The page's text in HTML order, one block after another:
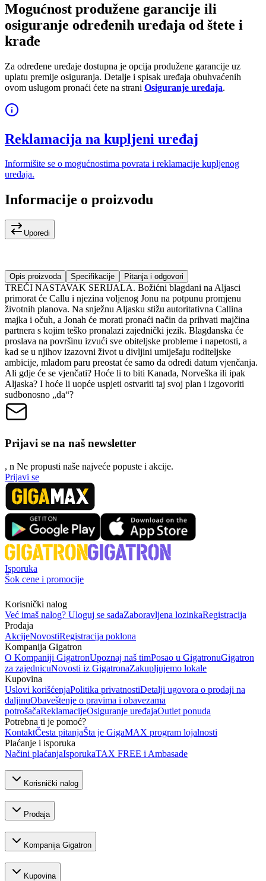
Mogućnost produžene garancije ili
osiguranje određenih uređaja od štete i
krađe
Za određene uređaje dostupna je opcija produžene garancije uz
uplatu premije osiguranja. Detalje i spisak uređaja obuhvaćenih
ovom uslugom pronaći ćete na strani Osiguranje uređaja.
Reklamacija na kupljeni uređaj
Informišite se o mogućnostima povrata i reklamacije kupljenog
uređaja.
Informacije o proizvodu
Uporedi
Opis proizvoda Specifikacije Pitanja i odgovori
TREĆI NASTAVAK SERIJALA. Božićni blagdani na Aljasci
primorat će Callu i njezina voljenog Jonu na potpunu promjenu
životnih planova. Na snježnu Aljasku stižu autoritativna Callina
majka i očuh, a Jonah će morati pronaći način da prihvati majčina
partnera s kojim teško pronalazi zajednički jezik. Blagdanska će
proslava na površinu izvući sve obiteljske probleme i napetosti, a
kad se u njihov izazovni život u divljini umiješaju roditeljske
ambicije, mladom paru preostat će samo da odredi datum vjenčanja.
Ali gdje će se vjenčati? Hoće li to biti Kanada, Norveška ili ipak
Aljaska? I hoće li uopće uspjeti ostvariti taj svoj plan i izgovoriti
sudbonosno „da“?
Prijavi se na naš newsletter
, n Ne propusti naše najveće popuste i akcije.
Prijavi se
Isporuka
Šok cene i promocije
Korisnički nalog
Već imaš nalog? Uloguj se sadaZaboravljena lozinkaRegistracija
Prodaja
AkcijeNovostiRegistracija poklona
Kompanija Gigatron
O Kompaniji GigatronUpoznaj naš timPosao u GigatronuGigatron
za zajednicuNovosti iz GigatronaZakupljujemo lokale
Kupovina
Uslovi korišćenjaPolitika privatnostiDetalji ugovora o prodaji na
daljinuObaveštenje o pravima i obavezama
potrošačaReklamacijeOsiguranje uređajaOutlet ponuda
Potrebna ti je pomoć?
KontaktČesta pitanjaŠta je GigaMAX program lojalnosti
Plaćanje i isporuka
Načini plaćanjaIsporukaTAX FREE i Ambasade
Korisnički nalog
Prodaja
Kompanija Gigatron
Kupovina